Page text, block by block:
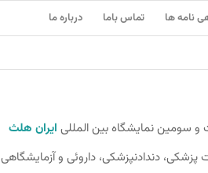
نامه ها تماس باما درباره ما
سومین نمایشگاه بین المللی ایران هلث
پزشکی، دندادنپزشکی، داروئی و آزمایشگاهی